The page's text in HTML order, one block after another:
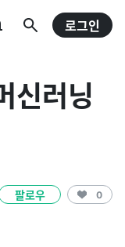
로그인
신러닝
팔로우 0